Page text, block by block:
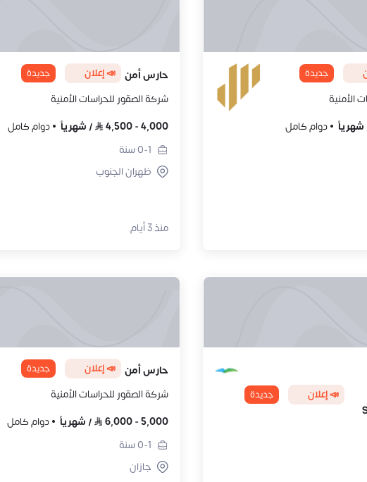
جديدة
الأمنية
شهرياً
دوام كامل
حارس أمن 📣 إعلان جديدة
شركة الصقور للحراسات الأمنية
4,000
-
4,500
/ شهرياً
دوام كامل
0-1سنة
ظهران الجنوب
منذ 3 أيام
📣 إعلان جديدة
حارس أمن 📣 إعلان جديدة
شركة الصقور للحراسات الأمنية
5,000
-
6,000
/ شهرياً
دوام كامل
0-1سنة
جازان